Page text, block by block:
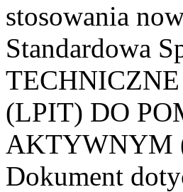
stosowania
Standardowa
(LPIT) DO
AKTYWNYM
Dokument